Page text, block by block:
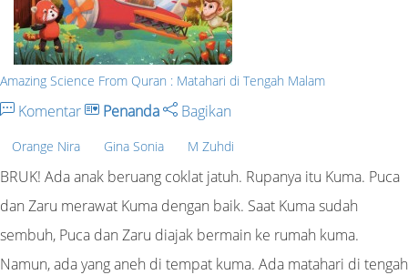
Amazing Science From Quran : Matahari di Tengah Malam
Komentar Penanda Bagikan
Orange Nira Gina Sonia M Zuhdi
BRUK! Ada anak beruang coklat jatuh. Rupanya itu Kuma. Puca
dan Zaru merawat Kuma dengan baik. Saat Kuma sudah
sembuh, Puca dan Zaru diajak bermain ke rumah kuma.
Namun, ada yang aneh di tempat kuma. Ada matahari di tengah